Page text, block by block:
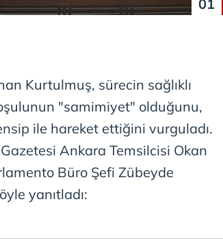
01
Kurtulmuş, sürecin sağlıklı
"samimiyet" olduğunu,
ile hareket ettiğini vurguladı.
Ankara Temsilcisi Okan
Büro Şefi Zübeyde
yanıtladı: